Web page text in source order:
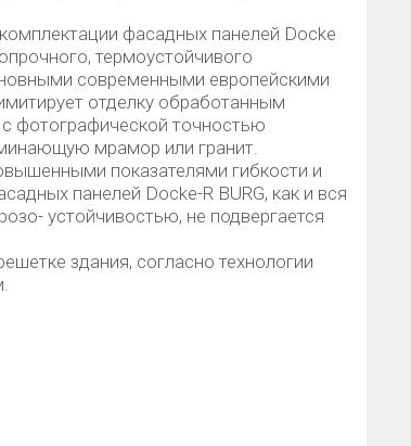
фасадных панелей Docke
термоустойчивого
современными европейскими
отделку обработанным
фотографической точностью
мрамор или гранит.
показателями гибкости и
панелей Docke-R BURG, как и вся
устойчивостью, не подвергается
здания, согласно технологии